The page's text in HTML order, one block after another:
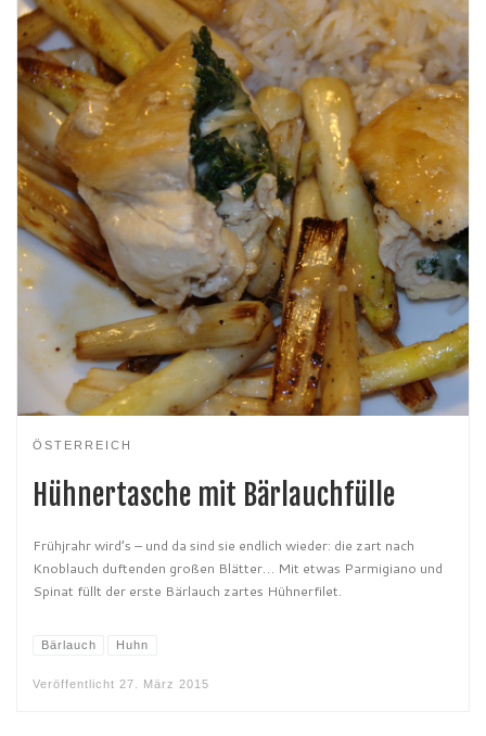
ÖSTERREICH
Hühnertasche mit Bärlauchfülle
Frühjrahr wird’s – und da sind sie endlich wieder: die zart nach
Knoblauch duftenden großen Blätter… Mit etwas Parmigiano und
Spinat füllt der erste Bärlauch zartes Hühnerfilet.
Bärlauch Huhn
Veröffentlicht 27. März 2015